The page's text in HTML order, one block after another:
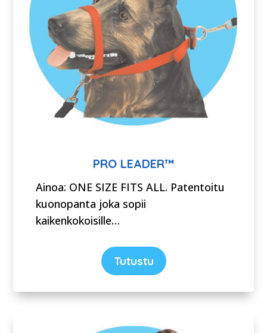
PRO LEADER™
Ainoa: ONE SIZE FITS ALL. Patentoitu
kuonopanta joka sopii
kaikenkokoisille…
Tutustu